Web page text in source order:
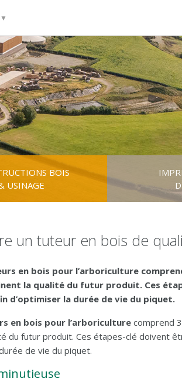
BOIS
USINAGE
un tuteur en bois de
en bois pour l’arboriculture
la qualité du futur produit. Ces
d’optimiser la durée de vie du piquet.
en bois pour l’arboriculture comprend
du futur produit. Ces étapes-clé doivent
de vie du piquet.